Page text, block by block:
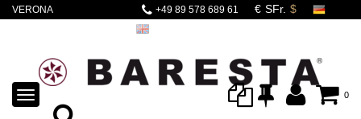
VERONA
+49 89 578 689 61
0
TOGGLE
NAVIGATION